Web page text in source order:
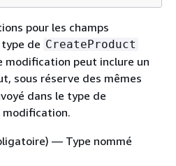
pour les champs
de CreateProduct
modification peut inclure un
sous réserve des mêmes
dans le type de
modification.
— Type nommé